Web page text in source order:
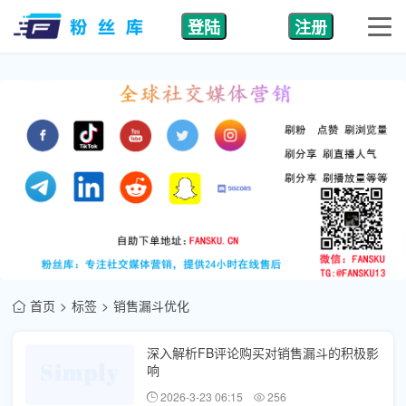
登陆 注册
首页 标签 销售漏斗优化
深入解析FB评论购买对销售漏斗的积极影
响
2026-3-23 06:15 256